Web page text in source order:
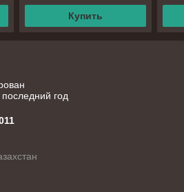
Купить
год